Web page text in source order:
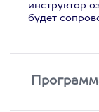
инструктор
будет